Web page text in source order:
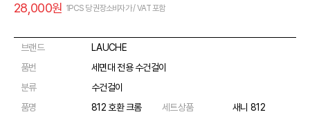
28,000원 1PCS 당 권장소비자가 / VAT 포함
브랜드
LAUCHE
품번
세면대 전용 수건걸이
분류
수건걸이
품명
812 호환 크롬 세트상품
새니 812